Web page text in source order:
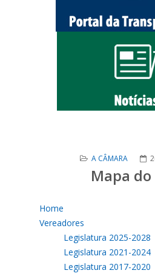
A CÂMARA
Mapa
Home
Vereadores
Legislatura 2025-2028
Legislatura 2021-2024
Legislatura 2017-2020